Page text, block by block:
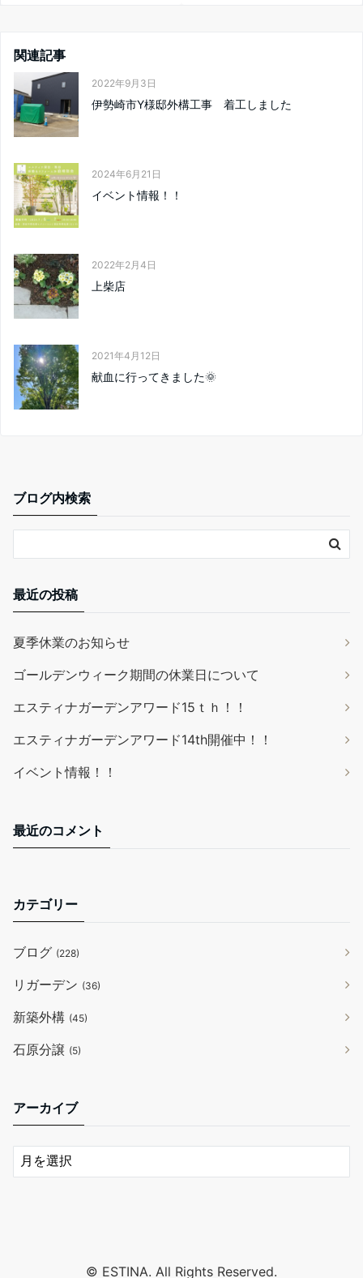
関連記事
2022年9月3日
伊勢崎市Y様邸外構工事 着工しました
2024年6月21日
イベント情報！！
2022年2月4日
上柴店
2021年4月12日
献血に行ってきました🌞
ブログ内検索
最近の投稿
夏季休業のお知らせ
ゴールデンウィーク期間の休業日について
エスティナガーデンアワード15ｔｈ！！
エスティナガーデンアワード14th開催中！！
イベント情報！！
最近のコメント
カテゴリー
ブログ (228)
リガーデン (36)
新築外構 (45)
石原分譲 (5)
アーカイブ
© ESTINA. All Rights Reserved.